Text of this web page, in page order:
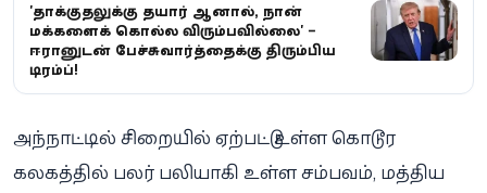
'தாக்குதலுக்கு தயார் ஆனால், நான்
மக்களைக் கொல்ல விரும்பவில்லை' –
ஈரானுடன் பேச்சுவார்த்தைக்கு திரும்பிய
டிரம்ப்!
அந்நாட்டில் சிறையில் ஏற்பட்டு உள்ள கொடூர
கலகத்தில் பலர் பலியாகி உள்ள சம்பவம், மத்திய